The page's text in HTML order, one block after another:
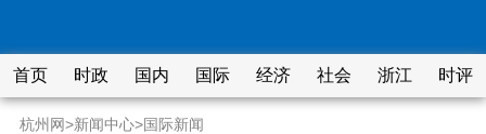
首页 时政 国内 国际 经济 社会 浙江 时评
杭州网>新闻中心>国际新闻